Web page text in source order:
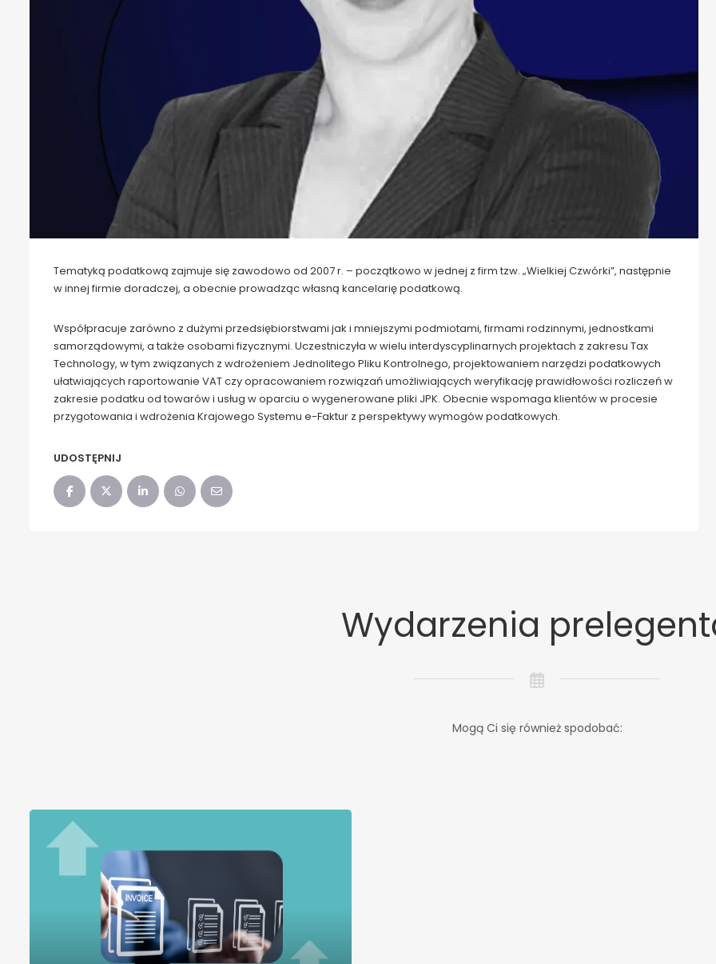
Tematyką podatkową zajmuje się zawodowo od 2007 r. – początkowo w jednej z firm tzw. „Wielkiej Czwórki”, następnie
w innej firmie doradczej, a obecnie prowadząc własną kancelarię podatkową.
Współpracuje zarówno z dużymi przedsiębiorstwami jak i mniejszymi podmiotami, firmami rodzinnymi, jednostkami
samorządowymi, a także osobami fizycznymi. Uczestniczyła w wielu interdyscyplinarnych projektach z zakresu Tax
Technology, w tym związanych z wdrożeniem Jednolitego Pliku Kontrolnego, projektowaniem narzędzi podatkowych
ułatwiających raportowanie VAT czy opracowaniem rozwiązań umożliwiających weryfikację prawidłowości rozliczeń w
zakresie podatku od towarów i usług w oparciu o wygenerowane pliki JPK. Obecnie wspomaga klientów w procesie
przygotowania i wdrożenia Krajowego Systemu e-Faktur z perspektywy wymogów podatkowych.
UDOSTĘPNIJ
Wydarzenia
Mogą Ci się również spodobać: